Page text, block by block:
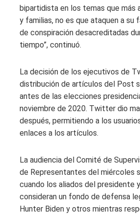
bipartidista en los temas que más
y familias, no es que ataquen a su
de conspiración desacreditadas
tiempo”, continuó.
La decisión de los ejecutivos de
distribución de artículos del Post
antes de las elecciones
noviembre de 2020. Twitter dio
después, permitiendo a los
enlaces a los artículos.
La audiencia del Comité de
de Representantes del miércoles
cuando los aliados del presidente
consideran un fondo de defensa
Hunter Biden y otros mientras